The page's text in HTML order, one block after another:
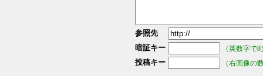
参照先
暗証キー
（英数字で
投稿キー （右画像の